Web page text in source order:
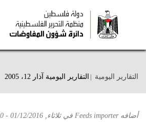
التقارير اليومية التقارير اليومية آذار 12، 2005
أضافهFeeds importer فيثلاثاء, 01/12/2016 - 17:50